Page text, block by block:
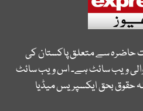
حاضرہ سے متعلق پاکستان کی
ویب سائٹ ہے۔ اس ویب سائٹ
حقوق بحق ایکسپریس میڈیا